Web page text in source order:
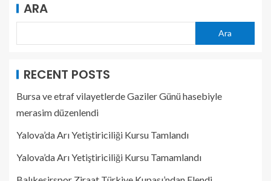
ARA
Ara
RECENT POSTS
Bursa ve etraf vilayetlerde Gaziler Günü hasebiyle
merasim düzenlendi
Yalova’da Arı Yetiştiriciliği Kursu Tamlandı
Yalova’da Arı Yetiştiriciliği Kursu Tamamlandı